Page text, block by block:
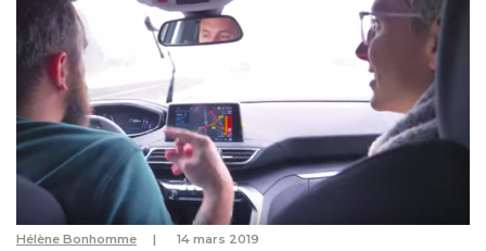
Hélène Bonhomme 14 mars 2019